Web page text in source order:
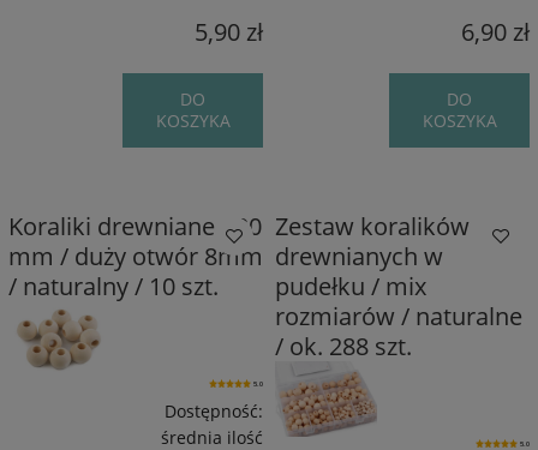
5,90 zł
DO
KOSZYKA
6,90 zł
DO
KOSZYKA
Koraliki drewniane / 20
mm / duży otwór 8mm
/ naturalny / 10 szt.
5.0
Dostępność:
średnia ilość
Zestaw koralików
drewnianych w
pudełku / mix
rozmiarów / naturalne
/ ok. 288 szt.
5.0